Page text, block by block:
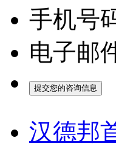
手机号
电子邮
汉德邦